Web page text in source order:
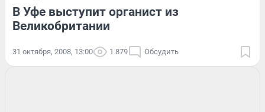
В Уфе выступит органист из
Великобритании
31 октября, 2008, 13:00 1 879 Обсудить